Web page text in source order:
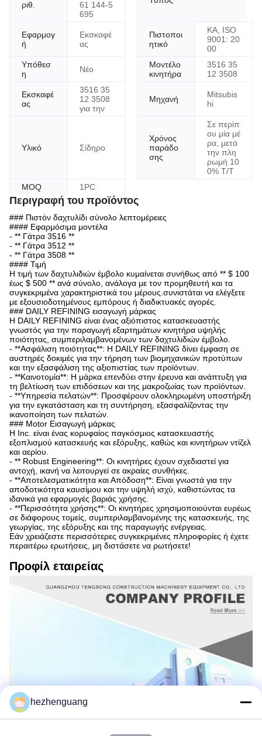
ριθ.
61 144-5
695
Εφαρμογ
ή
Εκσκαφέ
ας
Πιστοποι
ητικό
ΚΑ, ISO
9001: 20
00
Υπόθεσ
η
Νέο
Μοντέλο
κινητήρα
3516 35
12 3508
Εκσκαφέ
ας
3516 35
12 3508
για την
Μηχανή
Mitsubis
hi
Υλικό Σίδηρο
Χρόνος
παράδο
σης
Σε περίπ
ου μία μέ
ρα, μετά
την πλη
ρωμή 10
0% T/T
MOQ
1PC
Περιγραφή του προϊόντος
### Πιστόν δαχτυλίδι σύνολο λεπτομέρειες
#### Εφαρμόσιμα μοντέλα
- ** Γάτρα 3516 **
- ** Γάτρα 3512 **
- ** Γάτρα 3508 **
#### Τιμή
Η τιμή των δαχτυλιδιών έμβολο κυμαίνεται συνήθως από ** $ 100
έως $ 500 ** ανά σύνολο, ανάλογα με τον προμηθευτή και τα
συγκεκριμένα χαρακτηριστικά του μέρους.συνιστάται να ελέγξετε
με εξουσιοδοτημένους εμπόρους ή διαδικτυακές αγορές.
### DAILY REFINING εισαγωγή μάρκας
Η DAILY REFINING είναι ένας αξιόπιστος κατασκευαστής
γνωστός για την παραγωγή εξαρτημάτων κινητήρα υψηλής
ποιότητας, συμπεριλαμβανομένων των δαχτυλιδιών έμβολο.
- **Ασφάλιση ποιότητας**: Η DAILY REFINING δίνει έμφαση σε
αυστηρές δοκιμές για την τήρηση των βιομηχανικών προτύπων
και την εξασφάλιση της αξιοπιστίας των προϊόντων.
- **Καινοτομία**: Η μάρκα επενδύει στην έρευνα και ανάπτυξη για
τη βελτίωση των επιδόσεων και της μακροζωίας των προϊόντων.
- **Υπηρεσία πελατών**: Προσφέρουν ολοκληρωμένη υποστήριξη
για την εγκατάσταση και τη συντήρηση, εξασφαλίζοντας την
ικανοποίηση των πελατών.
### Motor Εισαγωγή μάρκας
Η Inc. είναι ένας κορυφαίος παγκόσμιος κατασκευαστής
εξοπλισμού κατασκευής και εξόρυξης, καθώς και κινητήρων ντίζελ
και αερίου.
- ** Robust Engineering**: Οι κινητήρες έχουν σχεδιαστεί για
αντοχή, ικανή να λειτουργεί σε ακραίες συνθήκες.
- **Αποτελεσματικότητα και Απόδοση**: Είναι γνωστά για την
αποδοτικότητα καυσίμου και την υψηλή ισχύ, καθιστώντας τα
ιδανικά για εφαρμογές βαριάς χρήσης.
- **Περισσότητα χρήσης**: Οι κινητήρες χρησιμοποιούνται ευρέως
σε διάφορους τομείς, συμπεριλαμβανομένης της κατασκευής, της
γεωργίας, της εξόρυξης και της παραγωγής ενέργειας.
Εάν χρειάζεστε περισσότερες συγκεκριμένες πληροφορίες ή έχετε
περαιτέρω ερωτήσεις, μη διστάσετε να ρωτήσετε!
Προφίλ εταιρείας
hezhenguang